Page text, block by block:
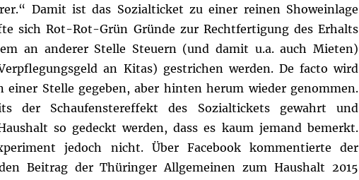
Damit ist das Sozialticket zu einer reinen Showeinlage
sich Rot-Rot-Grün Gründe zur Rechtfertigung des Erhalts
an anderer Stelle Steuern (und damit u.a. auch Mieten)
an Kitas) gestrichen werden. De facto wird
einer Stelle gegeben, aber hinten herum wieder genommen.
der Schaufenstereffekt des Sozialtickets gewahrt und
so gedeckt werden, dass es kaum jemand bemerkt.
jedoch nicht. Über Facebook kommentierte der
Beitrag der Thüringer Allgemeinen zum Haushalt 2015